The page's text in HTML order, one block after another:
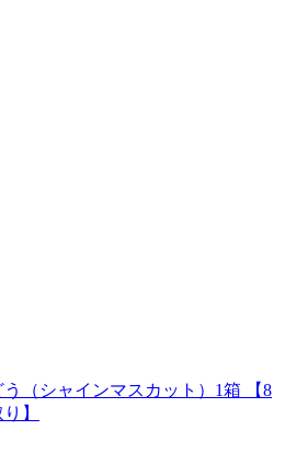
（シャインマスカット）1箱 【8
】